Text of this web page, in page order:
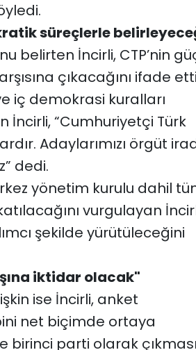
süreçlerle
belirten İncirli, CTP’nin
çıkacağını ifade
iç demokrasi kuralları
“Cumhuriyetçi Türk
Adaylarımızı örgüt
dedi.
yönetim kurulu dahil
vurgulayan
şekilde yürütüleceğini
iktidar olacak"
ise İncirli, anket
net biçimde ortaya
birinci parti olarak